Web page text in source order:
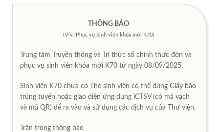
THÔNG BÁO
(V/v: Phục vụ Sinh viên khóa mới K70)
Trung tâm Truyền thông và Tri thức số chính thức đón và
phục vụ sinh viên khóa mới K70 từ ngày 08/09/2025.
Sinh viên K70 chưa có Thẻ sinh viên có thể dùng Giấy báo
trúng tuyển hoặc giao diện ứng dụng iCTSV (có mã vạch
và mã QR) để ra vào và sử dụng các dịch vụ của Thư viện.
Trân trọng thông báo